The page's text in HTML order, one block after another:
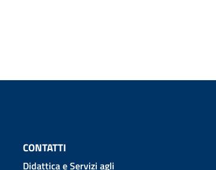
CONTATTI
Didattica e Servizi agli